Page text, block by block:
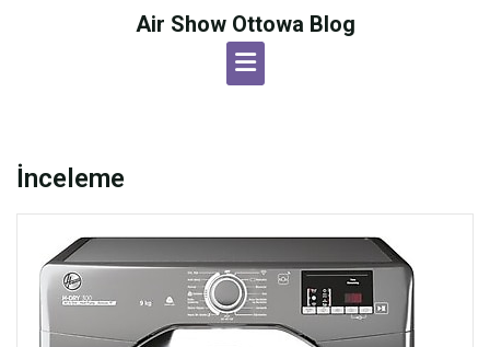
Air Show Ottowa Blog
İnceleme